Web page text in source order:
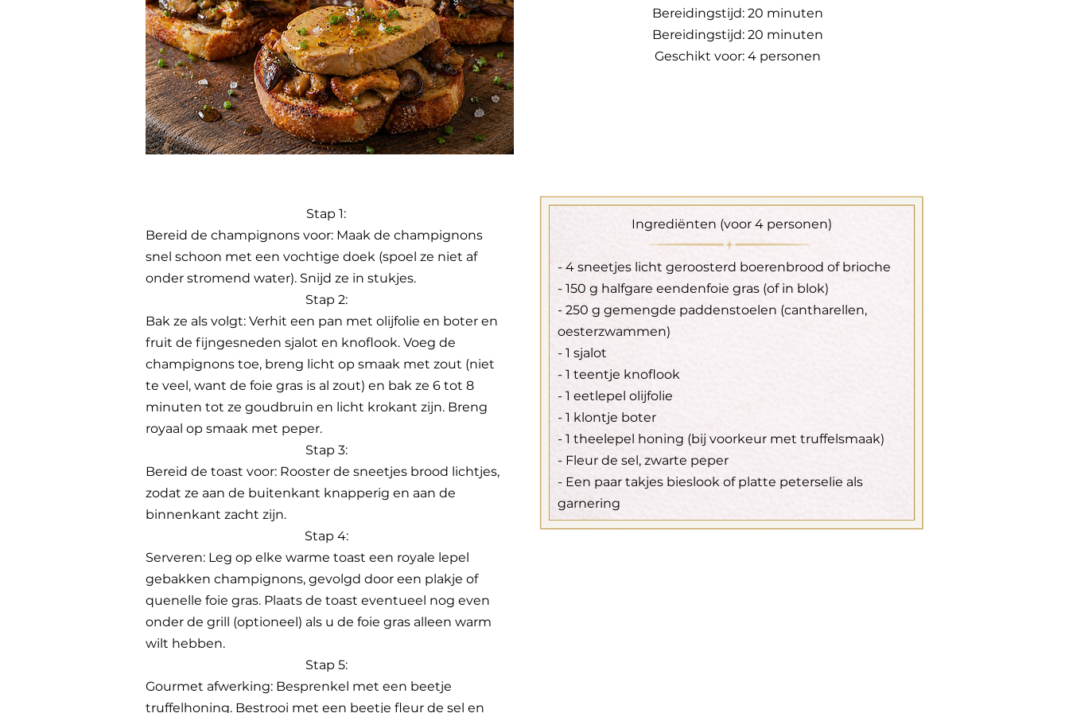
Bereidingstijd: 20 minuten
Bereidingstijd: 20 minuten
Geschikt voor: 4 personen
Stap 1:
Bereid de champignons voor: Maak de champignons
snel schoon met een vochtige doek (spoel ze niet af
onder stromend water). Snijd ze in stukjes.
Stap 2:
Bak ze als volgt: Verhit een pan met olijfolie en boter en
fruit de fijngesneden sjalot en knoflook. Voeg de
champignons toe, breng licht op smaak met zout (niet
te veel, want de foie gras is al zout) en bak ze 6 tot 8
minuten tot ze goudbruin en licht krokant zijn. Breng
royaal op smaak met peper.
Stap 3:
Bereid de toast voor: Rooster de sneetjes brood lichtjes,
zodat ze aan de buitenkant knapperig en aan de
binnenkant zacht zijn.
Stap 4:
Serveren: Leg op elke warme toast een royale lepel
gebakken champignons, gevolgd door een plakje of
quenelle foie gras. Plaats de toast eventueel nog even
onder de grill (optioneel) als u de foie gras alleen warm
wilt hebben.
Stap 5:
Gourmet afwerking: Besprenkel met een beetje
truffelhoning. Bestrooi met een beetje fleur de sel en
Ingrediënten (voor 4 personen)
- 4 sneetjes licht geroosterd boerenbrood of brioche
- 150 g halfgare eendenfoie gras (of in blok)
- 250 g gemengde paddenstoelen (cantharellen,
oesterzwammen)
- 1 sjalot
- 1 teentje knoflook
- 1 eetlepel olijfolie
- 1 klontje boter
- 1 theelepel honing (bij voorkeur met truffelsmaak)
- Fleur de sel, zwarte peper
- Een paar takjes bieslook of platte peterselie als
garnering